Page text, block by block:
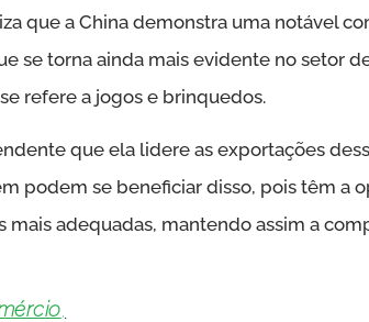
que a China demonstra uma notável
se torna ainda mais evidente no setor
refere a jogos e brinquedos.
que ela lidere as exportações
podem se beneficiar disso, pois têm a
mais adequadas, mantendo assim a